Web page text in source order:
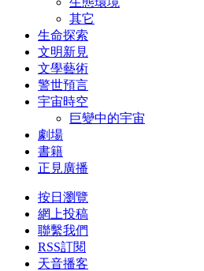
其它
生命探索
文明新見
文學藝術
警世預言
宇宙時空
巨變中的宇宙
劇場
書籍
正見廣播
按日瀏覽
網上投稿
聯繫我們
RSS訂閱
天音播客